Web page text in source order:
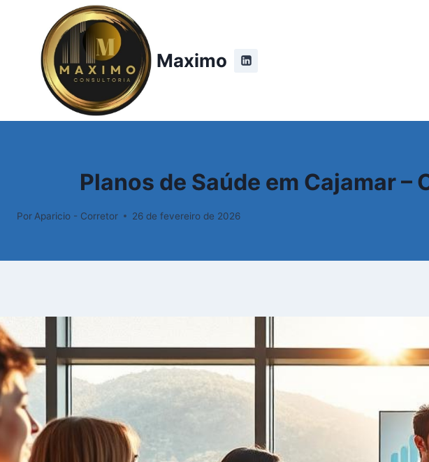
Maximo
Planos de Saúde em Cajamar
Por Aparicio - Corretor 26 de fevereiro de 2026